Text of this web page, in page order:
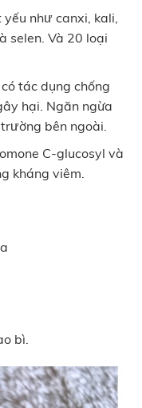
như canxi, kali,
selen. Và 20 loại
tác dụng chống
hại. Ngăn ngừa
bên ngoài.
C-glucosyl và
kháng viêm.
bì.